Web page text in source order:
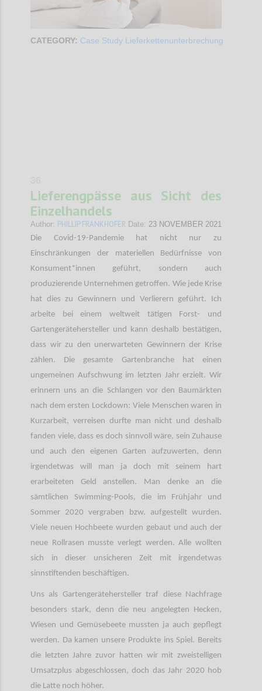
CATEGORY: Case Study Lieferkettenunterbrechung
Lieferengpässe aus Sicht des
Einzelhandels
Author: PHILLIP FRANKHOFER Date: 23 NOVEMBER 2021
Die Covid-19-Pandemie hat nicht nur zu
Einschränkungen der materiellen Bedürfnisse von
Konsument*innen geführt, sondern auch
produzierende Unternehmen getroffen. Wie jede Krise
hat dies zu Gewinnern und Verlierern geführt. Ich
arbeite bei einem weltweit tätigen Forst- und
Gartengerätehersteller und kann deshalb bestätigen,
dass wir zu den unerwarteten Gewinnern der Krise
zählen. Die gesamte Gartenbranche hat einen
ungemeinen Aufschwung im letzten Jahr erzielt. Wir
erinnern uns an die Schlangen vor den Baumärkten
nach dem ersten Lockdown: Viele Menschen waren in
Kurzarbeit, verreisen durfte man nicht und deshalb
fanden viele, dass es doch sinnvoll wäre, sein Zuhause
und auch den eigenen Garten aufzuwerten, denn
irgendetwas will man ja doch mit seinem hart
erarbeiteten Geld anstellen. Man denke an die
sämtlichen Swimming-Pools, die im Frühjahr und
Sommer 2020 vergraben bzw. aufgestellt wurden.
Viele neuen Hochbeete wurden gebaut und auch der
neue Rollrasen musste verlegt werden. Alle wollten
sich in dieser unsicheren Zeit mit irgendetwas
sinnstiftenden beschäftigen.
Uns als Gartengerätehersteller traf diese Nachfrage
besonders stark, denn die neu angelegten Hecken,
Wiesen und Gemüsebeete mussten ja auch gepflegt
werden. Da kamen unsere Produkte ins Spiel. Bereits
die letzten Jahre zuvor hatten wir mit zweistelligen
Umsatzplus abgeschlossen, doch das Jahr 2020 hob
die Latte noch höher.